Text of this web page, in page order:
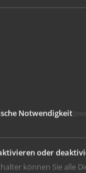
Cookies von Google
Notwendigkeit
oder
können Sie alle